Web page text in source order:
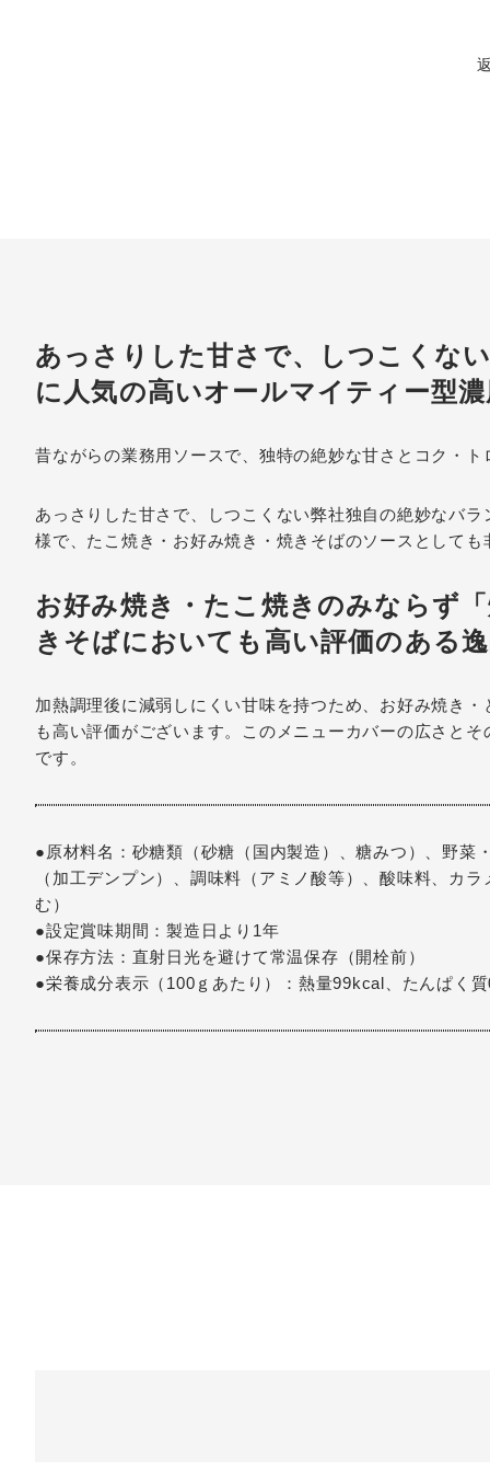
あっさりした甘さで、しつこくな
に人気の高いオールマイティー型
昔ながらの業務用ソースで、独特の絶妙な甘さとコク・ト
あっさりした甘さで、しつこくない弊社独自の絶妙なバ
様で、たこ焼き・お好み焼き・焼きそばのソースとしても
お好み焼き・たこ焼きのみならず
きそばにおいても高い評価のある
加熱調理後に減弱しにくい甘味を持つため、お好み焼き
も高い評価がございます。このメニューカバーの広さと
です。
●原材料名：砂糖類（砂糖（国内製造）、糖みつ）、野
（加工デンプン）、調味料（アミノ酸等）、酸味料、カ
む）
●設定賞味期間：製造日より1年
●保存方法：直射日光を避けて常温保存（開栓前）
●栄養成分表示（100ｇあたり）：熱量99kcal、たんぱく